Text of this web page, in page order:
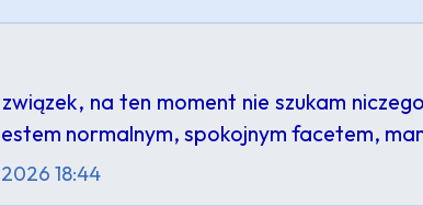
na ten moment nie szukam
normalnym, spokojnym facetem,
18:44